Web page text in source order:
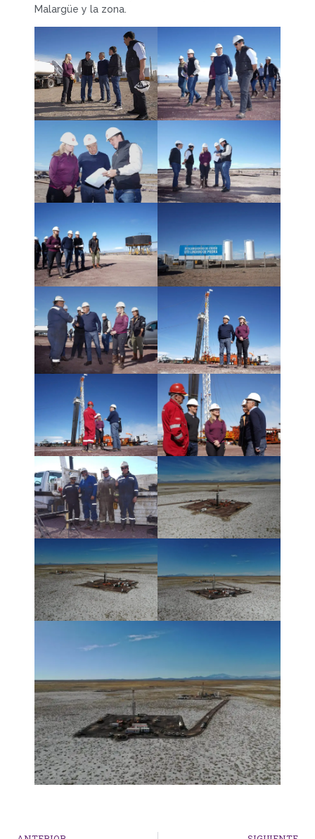
Malargüe y la zona.